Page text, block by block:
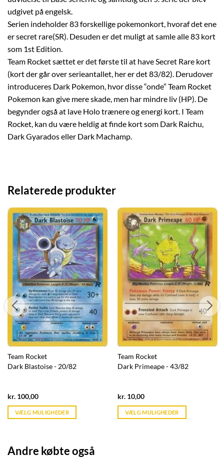
udgivet på engelsk.
Serien indeholder 83 forskellige pokemonkort, hvoraf det ene
er secret rare(SR). Desuden er det muligt at samle alle 83 kort
som 1st Edition.
Team Rocket sættet er det første til at have Secret Rare kort
(kort der går over serieantallet, her er det 83/82). Derudover
introduceres Dark Pokemon, hvor disse “onde” Team Rocket
Pokemon kan give mere skade, men har mindre liv (HP). De
begynder også at lave Holo trænere og energi kort. I Team
Rocket, kan du være heldig at finde kort som Dark Raichu,
Dark Gyarados eller Dark Machamp.
Relaterede produkter
Team Rocket
Dark Blastoise - 20/82
kr. 100,00Current
is:
kr. 39,95.
VÆLG MULIGHEDER
Team Rocket
Dark Primeape - 43/82
kr.10,00Current
is:
kr. 39,95.
VÆLG MULIGHEDER
Andre købte også